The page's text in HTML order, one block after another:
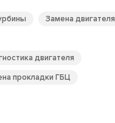
Замена двигателя
двигателя
прокладки ГБЦ